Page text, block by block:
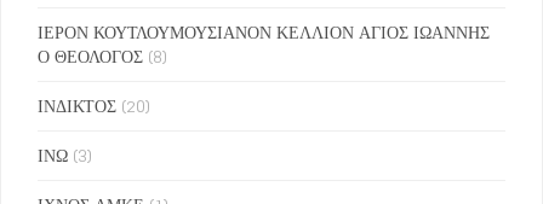
ΙΕΡΟΝ ΚΟΥΤΛΟΥΜΟΥΣΙΑΝΟΝ ΚΕΛΛΙΟΝ ΑΓΙΟΣ ΙΩΑΝΝΗΣ
Ο ΘΕΟΛΟΓΟΣ (8)
ΙΝΔΙΚΤΟΣ (20)
ΙΝΩ (3)